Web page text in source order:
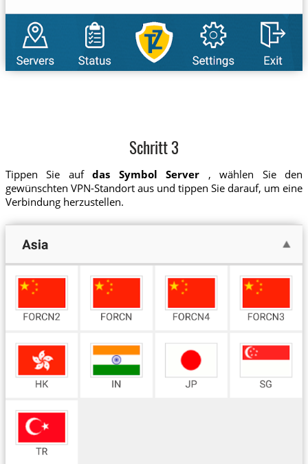
Schritt 3
Tippen Sie aufdas Symbol Server , wählen Sie den
gewünschten VPN-Standort aus und tippen Sie darauf, um eine
Verbindung herzustellen.